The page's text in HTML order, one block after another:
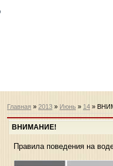
Главная »2013 » Июнь » 14 »
ВНИМАНИЕ!
Правила поведения на